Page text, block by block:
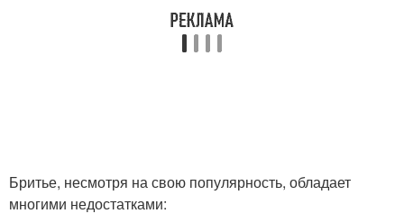
Бритье, несмотря на свою популярность, обладает
многими недостатками: